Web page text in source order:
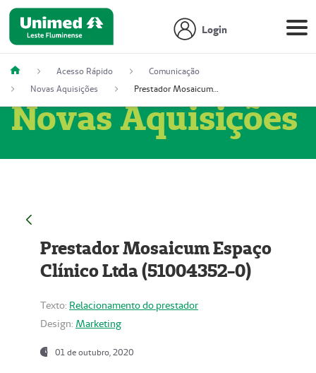
Login
Acesso Rápido
Comunicação
Novas Aquisições
Prestador Mosaicum Espaço Clínico Ltda (51004352-0)
Novas Aquisições
Prestador Mosaicum Espaço
Clínico Ltda (51004352-0)
Texto: Relacionamento do prestador
Design: Marketing
01 de outubro, 2020